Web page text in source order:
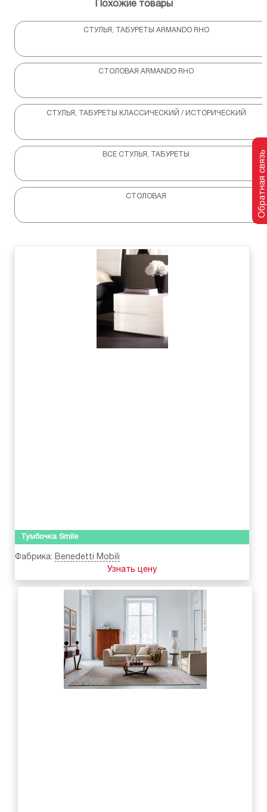
Похожие товары
СТУЛЬЯ, ТАБУРЕТЫ ARMANDO RHO
СТОЛОВАЯ ARMANDO RHO
СТУЛЬЯ, ТАБУРЕТЫ КЛАССИЧЕСКИЙ / ИСТОРИЧЕСКИЙ
ВСЕ СТУЛЬЯ, ТАБУРЕТЫ
СТОЛОВАЯ
Тумбочка Smile
Фабрика: Benedetti Mobili
Узнать цену
Обратная связь